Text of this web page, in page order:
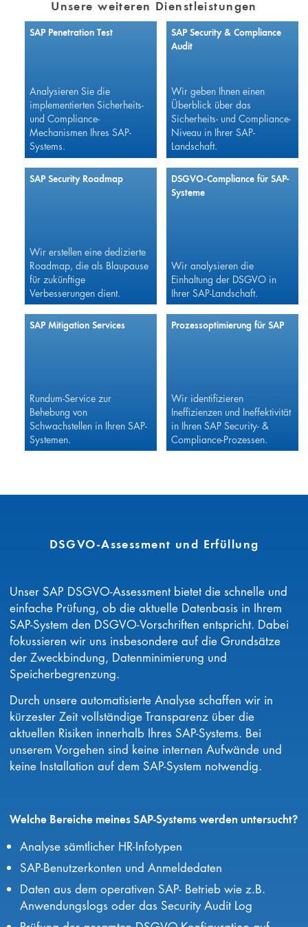
Unsere weiteren Dienstleistungen
SAP Penetration Test
Analysieren Sie die
implementierten Sicherheits-
und Compliance-
Mechanismen Ihres SAP-
Systems.
SAP Security & Compliance
Audit
Wir geben Ihnen einen
Überblick über das
Sicherheits- und Compliance-
Niveau in Ihrer SAP-
Landschaft.
SAP Security Roadmap
Wir erstellen eine dedizierte
Roadmap, die als Blaupause
für zukünftige
Verbesserungen dient.
DSGVO-Compliance für SAP-
Systeme
Wir analysieren die
Einhaltung der DSGVO in
Ihrer SAP-Landschaft.
SAP Mitigation Services
Rundum-Service zur
Behebung von
Schwachstellen in Ihren SAP-
Systemen.
Prozessoptimierung für SAP
Wir identifizieren
Ineffizienzen und Ineffektivität
in Ihren SAP Security- &
Compliance-Prozessen.
DSGVO-Assessment und Erfüllung
Unser SAP DSGVO-Assessment bietet die schnelle und
einfache Prüfung, ob die aktuelle Datenbasis in Ihrem
SAP-System den DSGVO-Vorschriften entspricht. Dabei
fokussieren wir uns insbesondere auf die Grundsätze
der Zweckbindung, Datenminimierung und
Speicherbegrenzung.
Durch unsere automatisierte Analyse schaffen wir in
kürzester Zeit vollständige Transparenz über die
aktuellen Risiken innerhalb Ihres SAP-Systems. Bei
unserem Vorgehen sind keine internen Aufwände und
keine Installation auf dem SAP-System notwendig.
Welche Bereiche meines SAP-Systems werden untersucht?
Analyse sämtlicher HR-Infotypen
SAP-Benutzerkonten und Anmeldedaten
Daten aus dem operativen SAP- Betrieb wie z.B.
Anwendungslogs oder das Security Audit Log